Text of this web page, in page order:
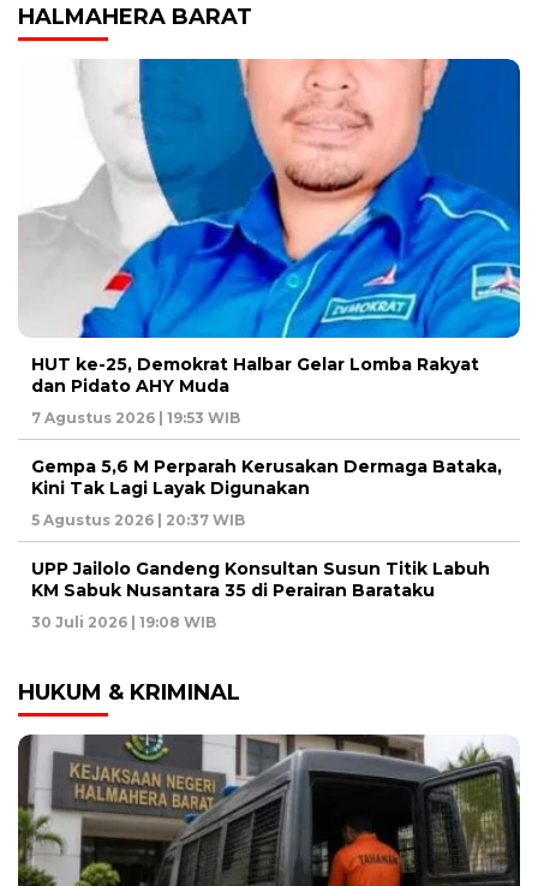
HALMAHERA BARAT
HUT ke-25, Demokrat Halbar Gelar Lomba Rakyat
dan Pidato AHY Muda
7 Agustus 2026 | 19:53 WIB
Gempa 5,6 M Perparah Kerusakan Dermaga Bataka,
Kini Tak Lagi Layak Digunakan
5 Agustus 2026 | 20:37 WIB
UPP Jailolo Gandeng Konsultan Susun Titik Labuh
KM Sabuk Nusantara 35 di Perairan Barataku
30 Juli 2026 | 19:08 WIB
HUKUM & KRIMINAL